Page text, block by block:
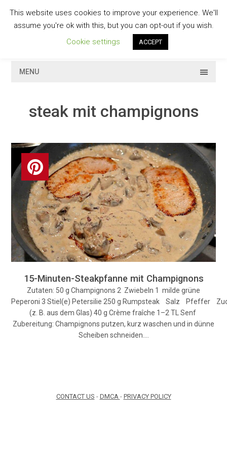
contentGESCHMACKVOLL
MENU
steak mit champignons
15-Minuten-Steakpfanne mit Champignons
Zutaten: 50 g Champignons 2 Zwiebeln 1 milde grüne
Peperoni 3 Stiel(e) Petersilie 250 g Rumpsteak Salz Pfeffer
(z. B. aus dem Glas) 40 g Crème fraîche 1–2 TL Senf
Zubereitung: Champignons putzen, kurz waschen und in dünne
Scheiben schneiden.…
CONTACT US - DMCA - PRIVACY POLICY
This website uses cookies to improve your experience. We'll
assume you're ok with this, but you can opt-out if you wish.
Cookie settings
ACCEPT